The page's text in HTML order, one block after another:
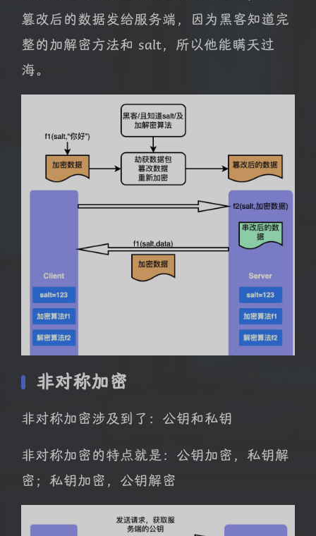
篡改后的数据发给服务端，因为黑客知道完
整的加解密方法和 salt，所以他能瞒天过
海。
非对称加密
非对称加密涉及到了：公钥和私钥
非对称加密的特点就是：公钥加密，私钥解
密；私钥加密，公钥解密